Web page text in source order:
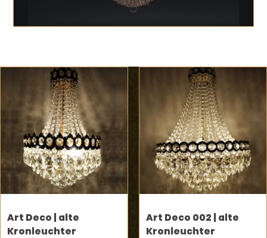
Art Deco | alte
Kronleuchter
Art Deco 002 | alte
Kronleuchter